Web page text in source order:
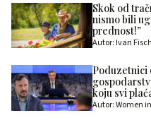
Skok od
nismo bili
prednost!”
Autor: Ivan
Poduzetnici
koju svi
Autor: Women